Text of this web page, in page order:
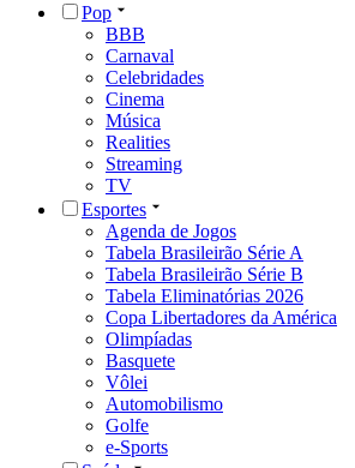
Pop
BBB
Carnaval
Celebridades
Cinema
Música
Realities
Streaming
TV
Esportes
Agenda de Jogos
Tabela Brasileirão Série A
Tabela Brasileirão Série B
Tabela Eliminatórias 2026
Copa Libertadores da América
Olimpíadas
Basquete
Vôlei
Automobilismo
Golfe
e-Sports